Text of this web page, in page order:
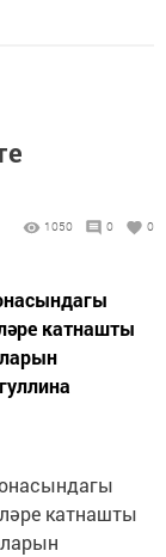
1050 0 0
катнашты
катнашты